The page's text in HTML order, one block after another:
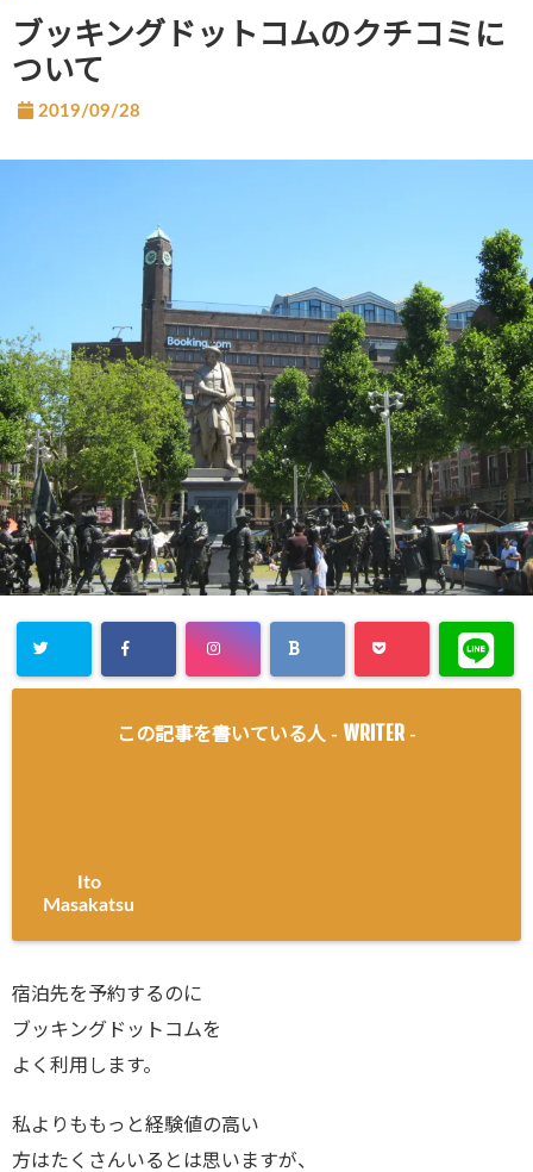
ブッキングドットコムのクチコミに
ついて
2019/09/28
この記事を書いている人 - WRITER -
Ito
Masakatsu
宿泊先を予約するのに
ブッキングドットコムを
よく利用します。
私よりももっと経験値の高い
方はたくさんいるとは思いますが、